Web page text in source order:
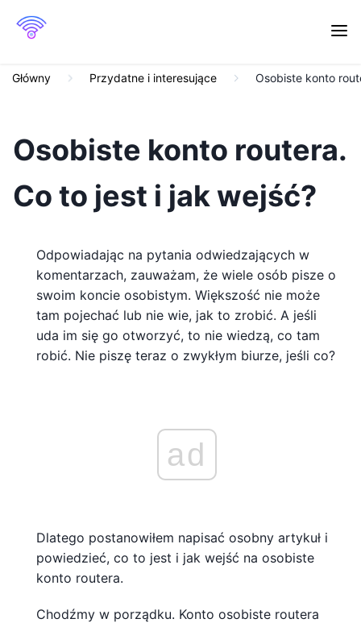
Główny Przydatne i interesujące Osobiste konto
Osobiste konto routera.
Co to jest i jak wejść?
Odpowiadając na pytania odwiedzających w
komentarzach, zauważam, że wiele osób pisze o
swoim koncie osobistym. Większość nie może
tam pojechać lub nie wie, jak to zrobić. A jeśli
uda im się go otworzyć, to nie wiedzą, co tam
robić. Nie piszę teraz o zwykłym biurze, jeśli co?
ad
Dlatego postanowiłem napisać osobny artykuł i
powiedzieć, co to jest i jak wejść na osobiste
konto routera.
Chodźmy w porządku. Konto osobiste routera